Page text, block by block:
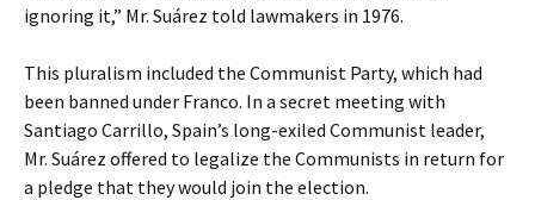
ignoring it,” Mr. Suárez told lawmakers in 1976.
This pluralism included the Communist Party, which had
been banned under Franco. In a secret meeting with
Santiago Carrillo, Spain’s long-exiled Communist leader,
Mr. Suárez offered to legalize the Communists in return for
a pledge that they would join the election.